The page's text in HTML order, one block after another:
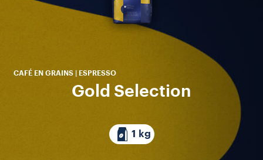
CAFÉ EN GRAINS | ESPRESSO
Gold Selection
1 kg